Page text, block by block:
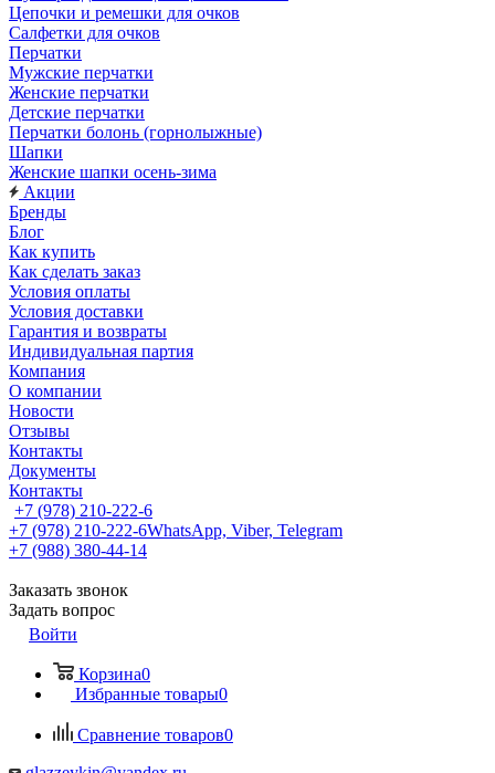
Цепочки и ремешки для очков
Салфетки для очков
Перчатки
Мужские перчатки
Женские перчатки
Детские перчатки
Перчатки болонь (горнолыжные)
Шапки
Женские шапки осень-зима
Акции
Бренды
Блог
Как купить
Как сделать заказ
Условия оплаты
Условия доставки
Гарантия и возвраты
Индивидуальная партия
Компания
О компании
Новости
Отзывы
Контакты
Документы
Контакты
+7 (978) 210-222-6
+7 (978) 210-222-6WhatsApp, Viber, Telegram
+7 (988) 380-44-14
Заказать звонок
Задать вопрос
Войти
Корзина0
Избранные товары0
Сравнение товаров0